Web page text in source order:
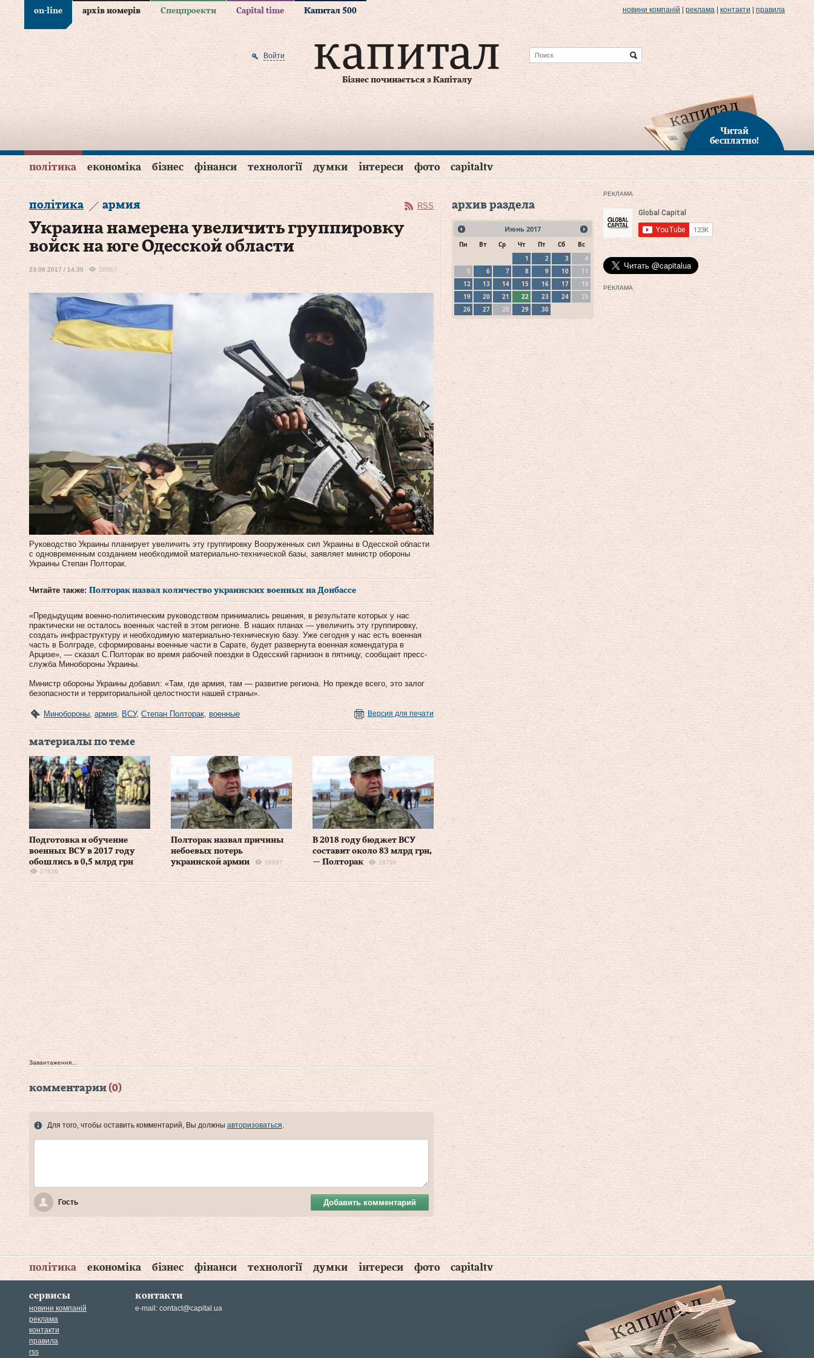
on-line архів номерів Спецпроекти Capital time Капитал 500 новини компаній реклама контакти правила
Бізнес починається з Капіталу
Войти
Читай
бесплатно!
політика економіка бізнес фінанси технології думки інтереси фото capitaltv
політика армия RSS
Украина намерена увеличить группировку
войск на юге Одесской области
23.06.2017 / 14:30 20867
Руководство Украины планирует увеличить эту группировку Вооруженных сил Украины в Одесской области
с одновременным созданием необходимой материально-технической базы, заявляет министр обороны
Украины Степан Полторак.
Читайте также: Полторак назвал количество украинских военных на Донбассе
«Предыдущим военно-политическим руководством принимались решения, в результате которых у нас
практически не осталось военных частей в этом регионе. В наших планах — увеличить эту группировку,
создать инфраструктуру и необходимую материально-техническую базу. Уже сегодня у нас есть военная
часть в Болграде, сформированы военные части в Сарате, будет развернута военная комендатура в
Арцизе», — сказал С.Полторак во время рабочей поездки в Одесский гарнизон в пятницу, сообщает пресс-
служба Минобороны Украины.
Министр обороны Украины добавил: «Там, где армия, там — развитие региона. Но прежде всего, это залог
безопасности и территориальной целостности нашей страны».
Минобороны армия ВСУ, Степан Полторак военные Версия для печати
материалы по теме
Подготовка и обучение
военных ВСУ в 2017 году
обошлись в 0,5 млрд грн
27626
Полторак назвал причины
небоевых потерь
украинской армии
26997
В 2018 году бюджет ВСУ
составит около 83 млрд грн,
— Полторак
29798
Завантаження...
комментарии(0)
Для того, чтобы оставить комментарий, Вы должны авторизоваться
Гость Добавить комментарий
архив раздела
Июнь 2017
Пн Вт Ср Чт Пт Сб
Вс
1
2 3
4
5
6 7 8 9 10
11
12
13 14 15 16 17
18
19
20 21 22 23 24
25
26
27 28 29 30
РЕКЛАМА
РЕКЛАМА
політика економіка бізнес фінанси технології думки інтереси фото capitaltv
сервисы
новини компаній
реклама
контакти
правила
rss
контакти
e-mail: contact@capital.ua